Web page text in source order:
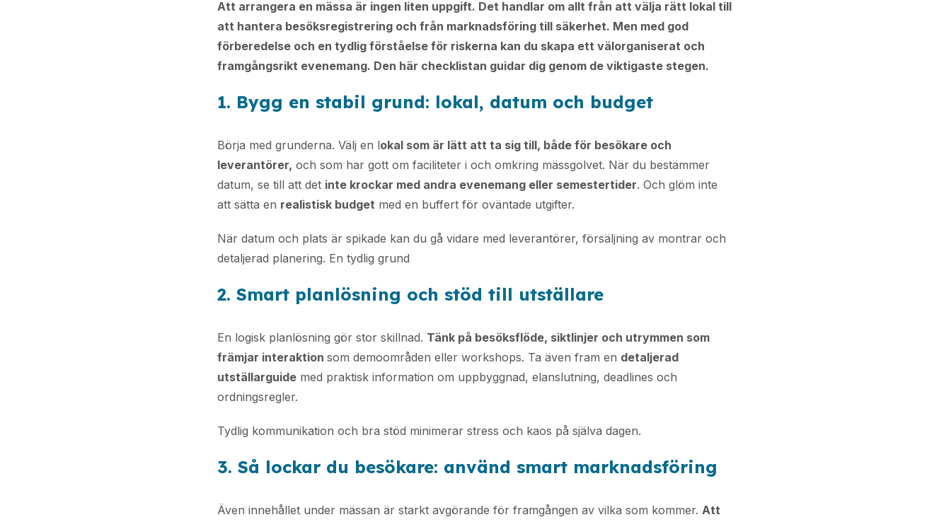
Att arrangera en mässa är ingen liten uppgift. Det handlar om allt från att välja rätt lokal till
att hantera besöksregistrering och från marknadsföring till säkerhet. Men med god
förberedelse och en tydlig förståelse för riskerna kan du skapa ett välorganiserat och
framgångsrikt evenemang. Den här checklistan guidar dig genom de viktigaste stegen.
1. Bygg en stabil grund: lokal, datum och budget
Börja med grunderna. Välj en lokal som är lätt att ta sig till, både för besökare och
leverantörer, och som har gott om faciliteter i och omkring mässgolvet. När du bestämmer
datum, se till att det inte krockar med andra evenemang eller semestertider. Och glöm inte
att sätta en realistisk budget med en buffert för oväntade utgifter.
När datum och plats är spikade kan du gå vidare med leverantörer, försäljning av montrar och
detaljerad planering. En tydlig grund
2. Smart planlösning och stöd till utställare
En logisk planlösning gör stor skillnad. Tänk på besöksflöde, siktlinjer och utrymmen som
främjar interaktion som demoområden eller workshops. Ta även fram en detaljerad
utställarguide med praktisk information om uppbyggnad, elanslutning, deadlines och
ordningsregler.
Tydlig kommunikation och bra stöd minimerar stress och kaos på själva dagen.
3. Så lockar du besökare: använd smart marknadsföring
Även innehållet under mässan är starkt avgörande för framgången av vilka som kommer. Att